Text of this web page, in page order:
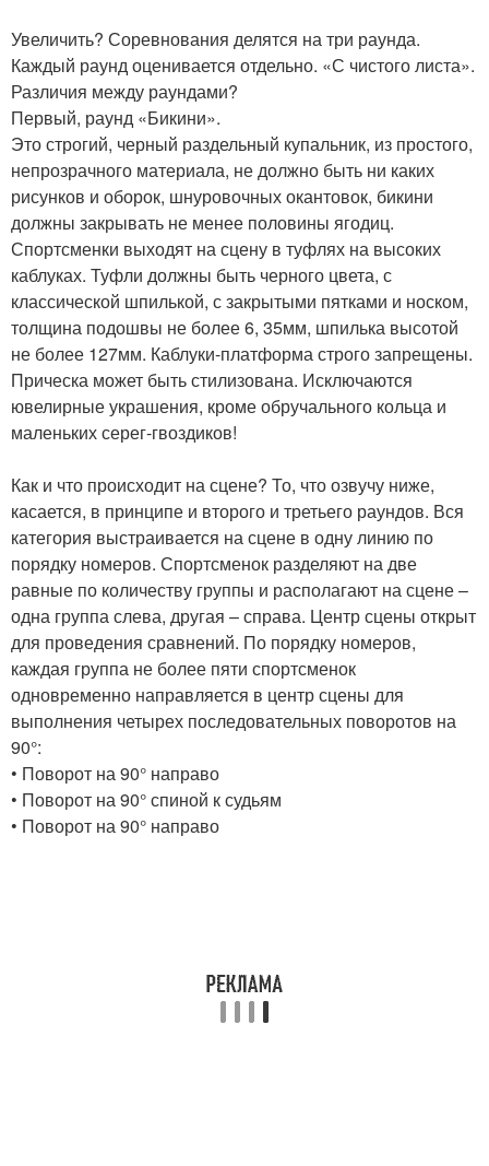
Увеличить? Соревнования делятся на три раунда.
Каждый раунд оценивается отдельно. «С чистого листа».
Различия между раундами?
Первый, раунд «Бикини».
Это строгий, черный раздельный купальник, из простого,
непрозрачного материала, не должно быть ни каких
рисунков и оборок, шнуровочных окантовок, бикини
должны закрывать не менее половины ягодиц.
Спортсменки выходят на сцену в туфлях на высоких
каблуках. Туфли должны быть черного цвета, с
классической шпилькой, с закрытыми пятками и носком,
толщина подошвы не более 6, 35мм, шпилька высотой
не более 127мм. Каблуки-платформа строго запрещены.
Прическа может быть стилизована. Исключаются
ювелирные украшения, кроме обручального кольца и
маленьких серег-гвоздиков!
Как и что происходит на сцене? То, что озвучу ниже,
касается, в принципе и второго и третьего раундов. Вся
категория выстраивается на сцене в одну линию по
порядку номеров. Спортсменок разделяют на две
равные по количеству группы и располагают на сцене –
одна группа слева, другая – справа. Центр сцены открыт
для проведения сравнений. По порядку номеров,
каждая группа не более пяти спортсменок
одновременно направляется в центр сцены для
выполнения четырех последовательных поворотов на
90°:
• Поворот на 90° направо
• Поворот на 90° спиной к судьям
• Поворот на 90° направо